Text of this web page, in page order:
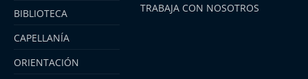
BIBLIOTECA
CAPELLANÍA
ORIENTACIÓN
TRABAJA CON NOSOTROS